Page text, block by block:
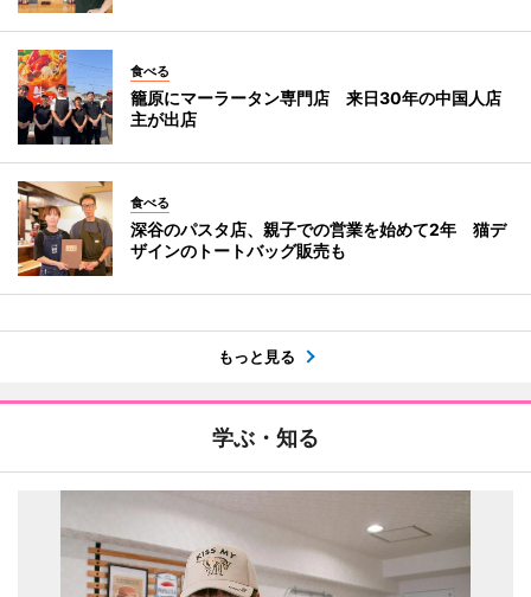
食べる
籠原にマーラータン専門店 来日30年の中国人店
主が出店
食べる
深谷のパスタ店、親子での営業を始めて2年 猫デ
ザインのトートバッグ販売も
もっと見る
学ぶ・知る